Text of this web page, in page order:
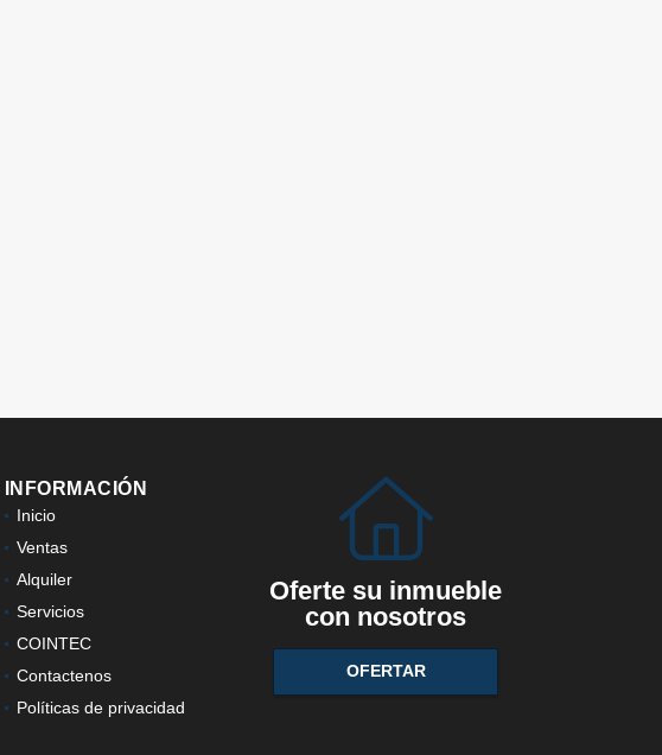
INFORMACIÓN
Inicio
Ventas
Alquiler
Servicios
COINTEC
Contactenos
Políticas de privacidad
Oferte su inmueble
con nosotros
OFERTAR